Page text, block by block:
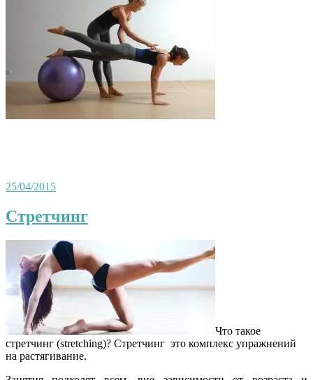
25/04/2015
Стретчинг
Что такое
стретчинг (stretching)? Стретчинг это комплекс упражнений
на растягивание.